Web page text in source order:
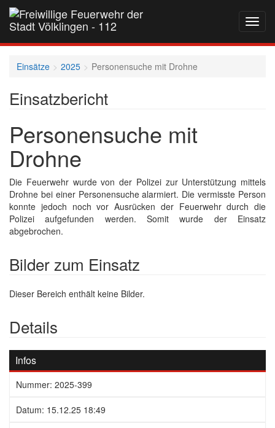
auf-
und
Einsätze 2025 Personensuche mit Drohne
Einsatzbericht
Personensuche mit
Drohne
Die Feuerwehr wurde von der Polizei zur Unterstützung mittels
Drohne bei einer Personensuche alarmiert. Die vermisste Person
konnte jedoch noch vor Ausrücken der Feuerwehr durch die
Polizei aufgefunden werden. Somit wurde der Einsatz
abgebrochen.
Bilder zum Einsatz
Dieser Bereich enthält keine Bilder.
Details
Infos
Nummer: 2025-399
Datum: 15.12.25 18:49